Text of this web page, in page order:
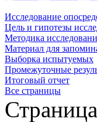
Исследование
Цель и гипотезы
Методика
Материал для
Выборка испытуемых
Промежуточные
Итоговый отчет
Все страницы